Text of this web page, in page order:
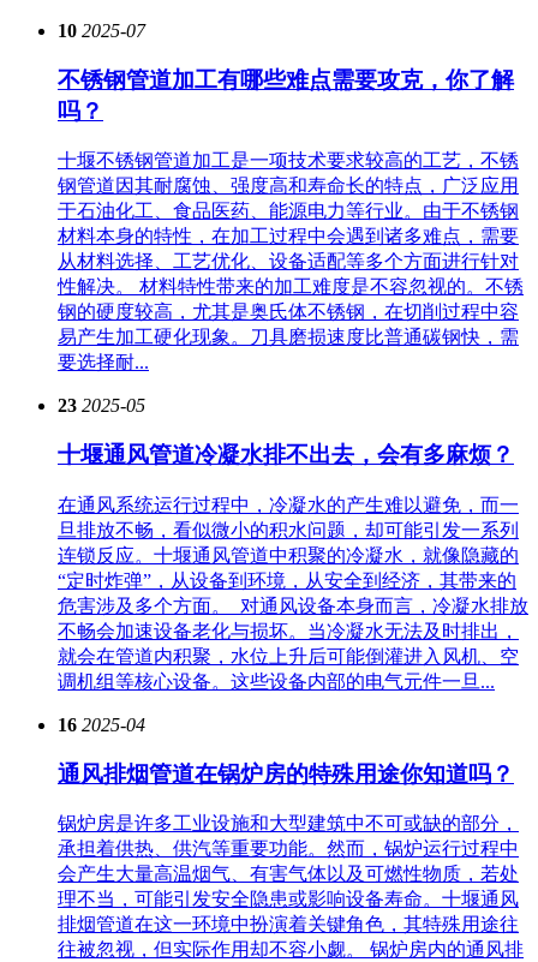
10 2025-07
不锈钢管道加工有哪些难点需要攻克，你了解
吗？
十堰不锈钢管道加工是一项技术要求较高的工艺，不锈
钢管道因其耐腐蚀、强度高和寿命长的特点，广泛应用
于石油化工、食品医药、能源电力等行业。由于不锈钢
材料本身的特性，在加工过程中会遇到诸多难点，需要
从材料选择、工艺优化、设备适配等多个方面进行针对
性解决。 材料特性带来的加工难度是不容忽视的。不锈
钢的硬度较高，尤其是奥氏体不锈钢，在切削过程中容
易产生加工硬化现象。刀具磨损速度比普通碳钢快，需
要选择耐...
23 2025-05
十堰通风管道冷凝水排不出去，会有多麻烦？
在通风系统运行过程中，冷凝水的产生难以避免，而一
旦排放不畅，看似微小的积水问题，却可能引发一系列
连锁反应。十堰通风管道中积聚的冷凝水，就像隐藏的
“定时炸弹”，从设备到环境，从安全到经济，其带来的
危害涉及多个方面。​ 对通风设备本身而言，冷凝水排放
不畅会加速设备老化与损坏。当冷凝水无法及时排出，
就会在管道内积聚，水位上升后可能倒灌进入风机、空
调机组等核心设备。这些设备内部的电气元件一旦...
16 2025-04
通风排烟管道在锅炉房的特殊用途你知道吗？
锅炉房是许多工业设施和大型建筑中不可或缺的部分，
承担着供热、供汽等重要功能。然而，锅炉运行过程中
会产生大量高温烟气、有害气体以及可燃性物质，若处
理不当，可能引发安全隐患或影响设备寿命。十堰通风
排烟管道在这一环境中扮演着关键角色，其特殊用途往
往被忽视，但实际作用却不容小觑。 锅炉房内的通风排